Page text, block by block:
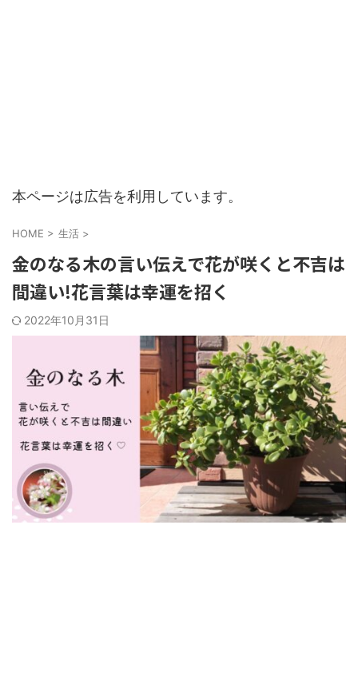
本ページは広告を利用しています。
HOME > 生活 >
金のなる木の言い伝えで花が咲くと不吉は
間違い!花言葉は幸運を招く
2022年10月31日